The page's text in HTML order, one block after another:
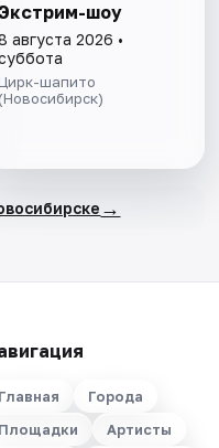
шоу
августа 2026 •
шапито
(Новосибирск)
→
Главная
Города
Площадки
Артисты